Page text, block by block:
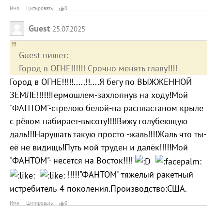
Имя Цитировать 0
Guest 25.07.2025
Guest пишет:
Город в ОГНЕ!!!!!! Срочно менять главу!!!!
Город в ОГНЕ!!!!!.....!!....Я бегу по ВЫЖЖЕННОЙ
ЗЕМЛЕ!!!!!!Гермошлем-захлопнув на ходу!Мой
"ФАНТОМ"-стрелою белой-на распластаном крыле
с рёвом набирает-высоту!!!!Вижу голубеющую
даль!!!Нарушать такую просто -жаль!!!!Жаль что ты-
её не видищь!Путь мой труден и далёк!!!!!Мой
"ФАНТОМ"- несётся на Восток!!!!
!!!!!"ФАНТОМ"-тяжёлый ракетный
истребитель-4 поколения.Производство:США.
Имя Цитировать 0